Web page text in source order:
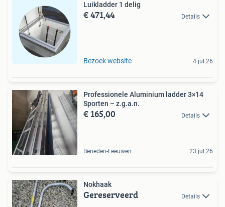
Luikladder 1 delig
€ 471,44 Details
Bezoek website 4 jul 26
Professionele Aluminium ladder 3×14
Sporten – z.g.a.n.
€ 165,00 Details
Beneden-Leeuwen 23 jul 26
Nokhaak
Gereserveerd Details